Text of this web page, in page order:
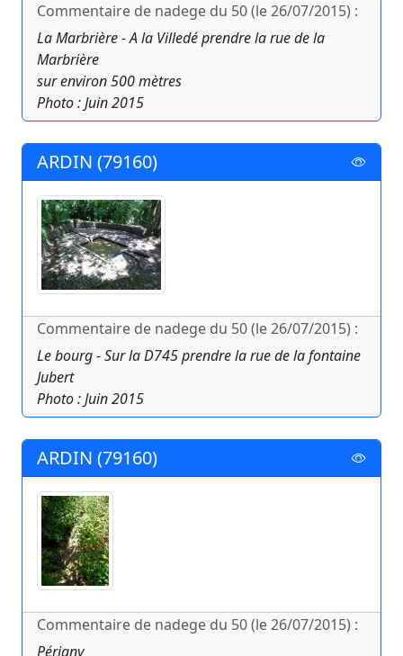
Commentaire de nadege du 50 (le 26/07/2015) :
La Marbrière - A la Villedé prendre la rue de la
Marbrière
sur environ 500 mètres
Photo : Juin 2015
ARDIN (79160)
Commentaire de nadege du 50 (le 26/07/2015) :
Le bourg - Sur la D745 prendre la rue de la fontaine
Jubert
Photo : Juin 2015
ARDIN (79160)
Commentaire de nadege du 50 (le 26/07/2015) :
Périgny